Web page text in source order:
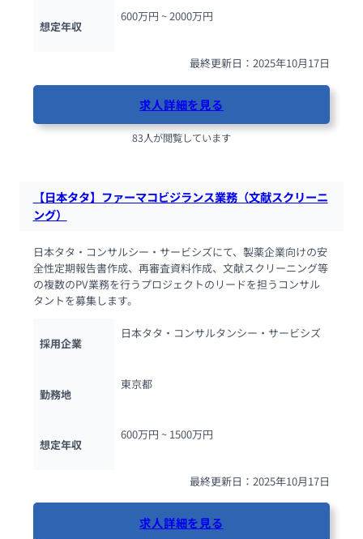
想定年収
600万円 ~ 2000万円
最終更新日：2025年10月17日
求人詳細を見る
83人が閲覧しています
【日本タタ】ファーマコビジランス業務（文献スクリーニ
ング）
日本タタ・コンサルシー・サービシズにて、製薬企業向けの安
全性定期報告書作成、再審査資料作成、文献スクリーニング等
の複数のPV業務を行うプロジェクトのリードを担うコンサル
タントを募集します。
採用企業
日本タタ・コンサルタンシー・サービシズ
勤務地
東京都
想定年収
600万円 ~ 1500万円
最終更新日：2025年10月17日
求人詳細を見る